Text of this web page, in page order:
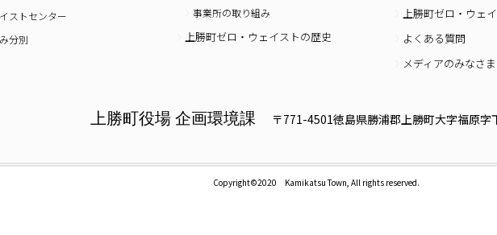
ストセンター
分別
事業所の取り組み
上勝町ゼロ・ウェイストの歴史
上勝町ゼロ・ウェ
よくある質問
メディアのみなさ
上勝町役場 企画環境課 〒771-4501徳島県勝浦郡上勝町大字福原字
Copyright©2020 Kamikatsu Town, All rights reserved.